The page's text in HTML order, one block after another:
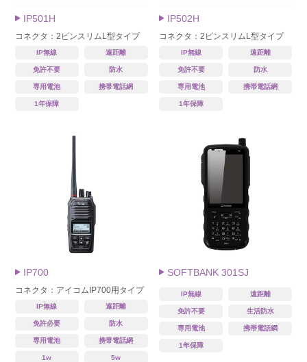
IP501H
コネクタ：2ピンスリムL型タイプ
IP無線 遠距離
免許不要 防水
専用電池 携帯電話網
1年保障
IP502H
コネクタ：2ピンスリムL型タイプ
IP無線 遠距離
免許不要 防水
専用電池 携帯電話網
1年保障
IP700
コネクタ：アイコムIP700用タイプ
IP無線 遠距離
免許必要 防水
専用電池 携帯電話網
1w 5w
SOFTBANK 301SJ
IP無線 遠距離
免許不要 生活防水
専用電池 携帯電話網
1年保障